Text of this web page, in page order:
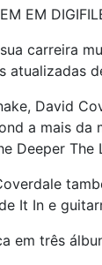
EM
carreira
atualizadas
David
a mais
Deeper
It In e
em três